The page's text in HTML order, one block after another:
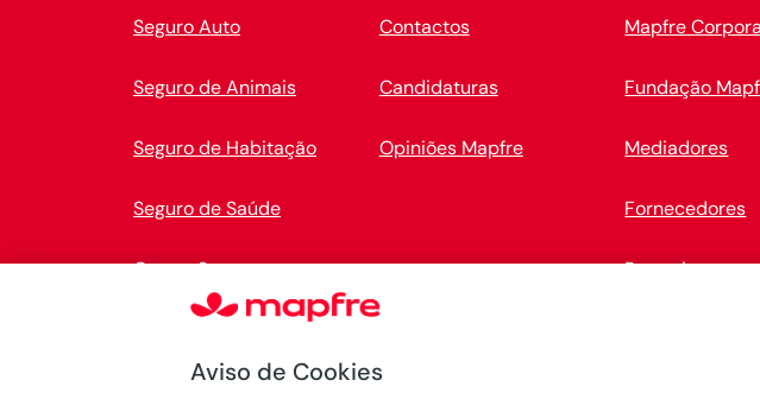
Seguro Auto
Seguro de Animais
Seguro de Habitação
Seguro de Saúde
Outros Seguros
Contactos
Candidaturas
Opiniões Mapfre
Mapfre
Fundação
Mediadores
Fornecedores
Parcerias
Aviso de Cookies